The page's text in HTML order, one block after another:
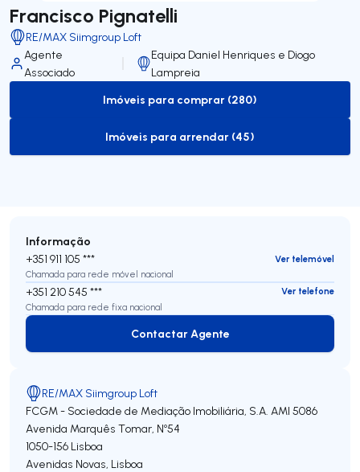
Francisco Pignatelli
RE/MAX Siimgroup Loft
Agente
Associado
Equipa Daniel Henriques e Diogo
Lampreia
to-buy-listing
Imóveis para comprar (280)
to-rent-listing
Imóveis para arrendar (45)
Informação
+351 911 105 ***
Ver telemóvel
Chamada para rede móvel nacional
+351 210 545 ***
Ver telefone
Chamada para rede fixa nacional
Contactar Agente
Contactar Agente
RE/MAX Siimgroup Loft
FCGM - Sociedade de Mediação Imobiliária, S.A. AMI 5086
Avenida Marquês Tomar, Nº54
1050-156 Lisboa
Avenidas Novas, Lisboa